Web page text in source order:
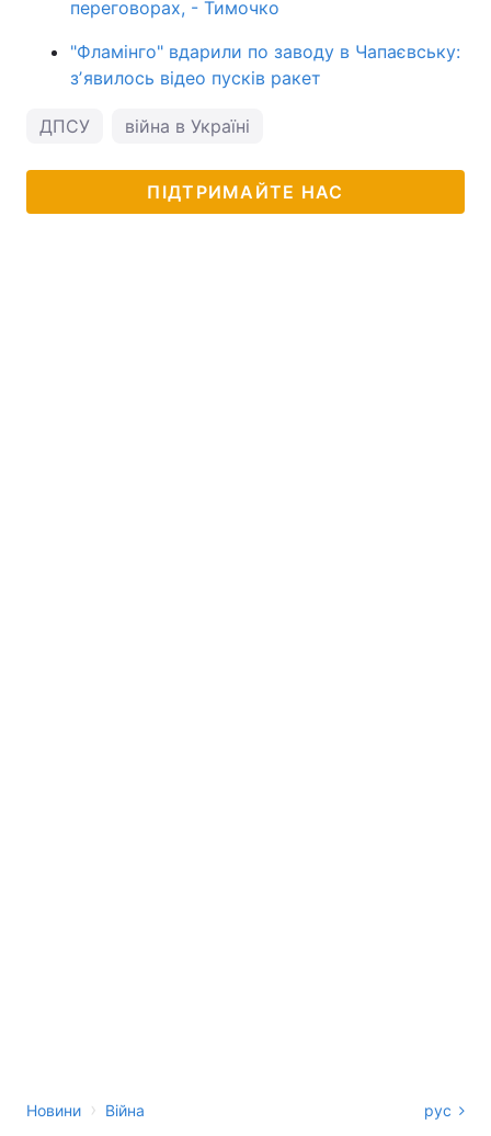
переговорах, - Тимочко
"Фламінго" вдарили по заводу в Чапаєвську:
зʼявилось відео пусків ракет
ДПСУ війна в Україні
ПІДТРИМАЙТЕ НАС
Новини › Війна рус